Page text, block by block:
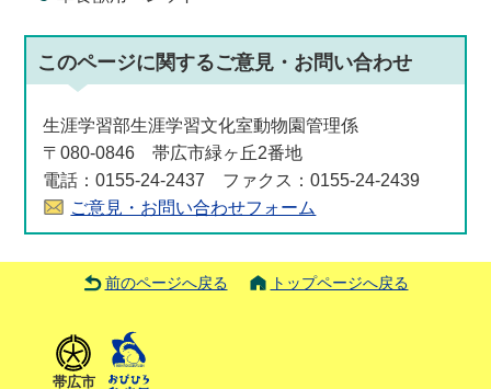
このページに関するご意見・お問い合わせ
生涯学習部生涯学習文化室動物園管理係
〒080-0846 帯広市緑ヶ丘2番地
電話：0155-24-2437 ファクス：0155-24-2439
ご意見・お問い合わせフォーム
前のページへ戻る トップページへ戻る
帯広市